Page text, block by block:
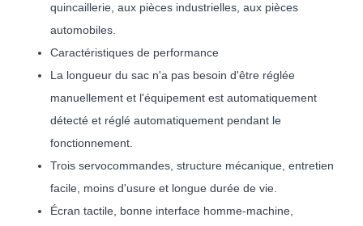
quincaillerie, aux pièces industrielles, aux pièces
automobiles.
Caractéristiques de performance
La longueur du sac n'a pas besoin d'être réglée
manuellement et l'équipement est automatiquement
détecté et réglé automatiquement pendant le
fonctionnement.
Trois servocommandes, structure mécanique, entretien
facile, moins d'usure et longue durée de vie.
Écran tactile, bonne interface homme-machine,